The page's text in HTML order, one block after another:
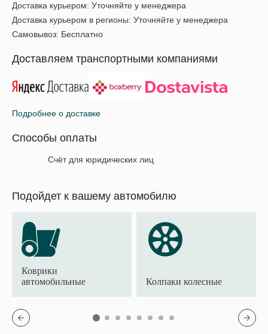
Доставка курьером: Уточняйте у менеджера
Доставка курьером в регионы: Уточняйте у менеджера
Самовывоз: Бесплатно
Доставляем транспортными компаниями
Подробнее о доставке
Способы оплаты
Счёт для юридических лиц
Подойдет к вашему автомобилю
Коврики
автомобильные
Колпаки колесные